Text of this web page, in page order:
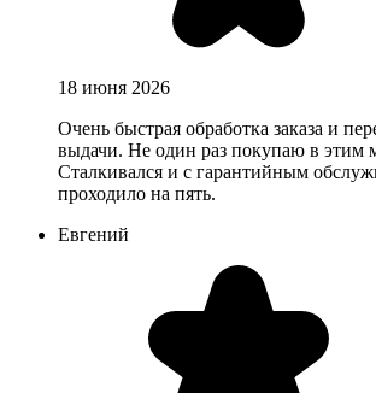
18 июня 2026
Очень быстрая обработка заказа и
выдачи. Не один раз покупаю в этим
Сталкивался и с гарантийным
проходило на пять.
Евгений